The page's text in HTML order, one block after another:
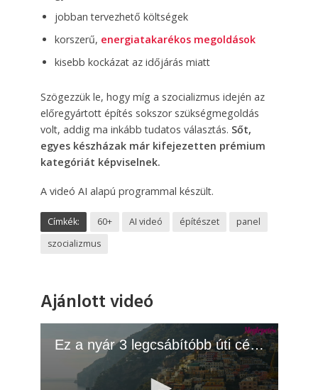
jobban tervezhető költségek
korszerű, energiatakarékos megoldások
kisebb kockázat az időjárás miatt
Szögezzük le, hogy míg a szocializmus idején az
előregyártott építés sokszor szükségmegoldás
volt, addig ma inkább tudatos választás. Sőt,
egyes készházak már kifejezetten prémium
kategóriát képviselnek.
A videó AI alapú programmal készült.
Címkék: 60+ AI videó építészet
panel
szocializmus
Ajánlott videó
Ez a nyár 3 legcsábítóbb úti célja Európában 2026-ban